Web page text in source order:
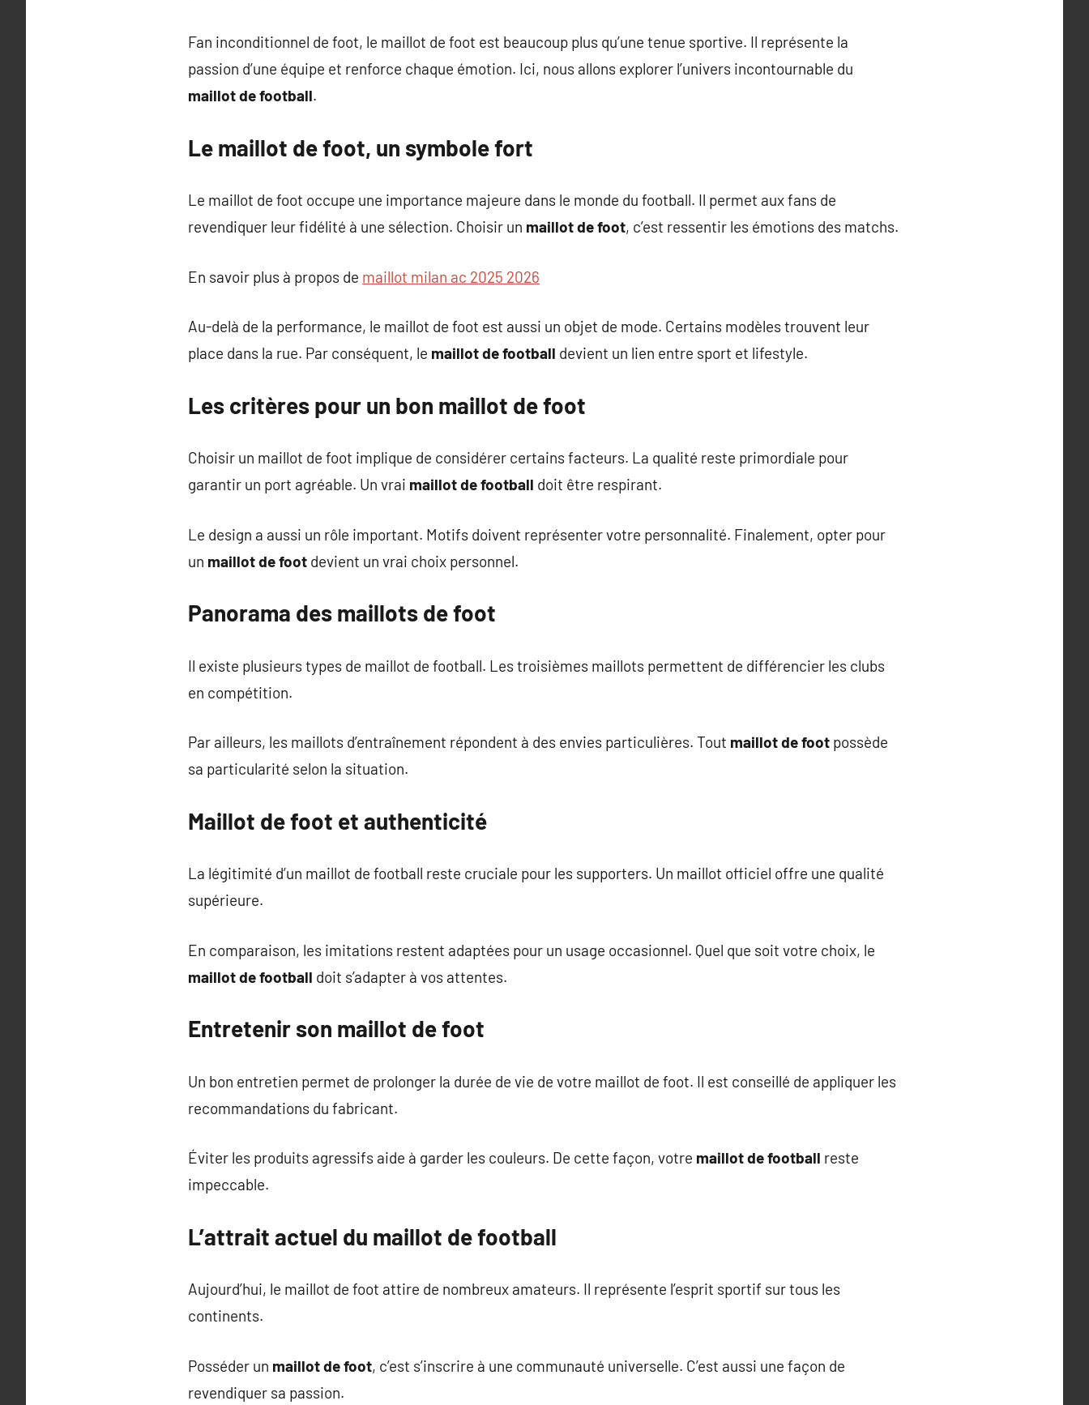
Fan inconditionnel de foot, le maillot de foot est beaucoup plus qu’une tenue sportive. Il représente la
passion d’une équipe et renforce chaque émotion. Ici, nous allons explorer l’univers incontournable du
maillot de football.
Le maillot de foot, un symbole fort
Le maillot de foot occupe une importance majeure dans le monde du football. Il permet aux fans de
revendiquer leur fidélité à une sélection. Choisir un maillot de foot, c’est ressentir les émotions des matchs.
En savoir plus à propos de maillot milan ac 2025 2026
Au-delà de la performance, le maillot de foot est aussi un objet de mode. Certains modèles trouvent leur
place dans la rue. Par conséquent, le maillot de football devient un lien entre sport et lifestyle.
Les critères pour un bon maillot de foot
Choisir un maillot de foot implique de considérer certains facteurs. La qualité reste primordiale pour
garantir un port agréable. Un vrai maillot de football doit être respirant.
Le design a aussi un rôle important. Motifs doivent représenter votre personnalité. Finalement, opter pour
un maillot de foot devient un vrai choix personnel.
Panorama des maillots de foot
Il existe plusieurs types de maillot de football. Les troisièmes maillots permettent de différencier les clubs
en compétition.
Par ailleurs, les maillots d’entraînement répondent à des envies particulières. Tout maillot de foot possède
sa particularité selon la situation.
Maillot de foot et authenticité
La légitimité d’un maillot de football reste cruciale pour les supporters. Un maillot officiel offre une qualité
supérieure.
En comparaison, les imitations restent adaptées pour un usage occasionnel. Quel que soit votre choix, le
maillot de football doit s’adapter à vos attentes.
Entretenir son maillot de foot
Un bon entretien permet de prolonger la durée de vie de votre maillot de foot. Il est conseillé de appliquer les
recommandations du fabricant.
Éviter les produits agressifs aide à garder les couleurs. De cette façon, votre maillot de football reste
impeccable.
L’attrait actuel du maillot de football
Aujourd’hui, le maillot de foot attire de nombreux amateurs. Il représente l’esprit sportif sur tous les
continents.
Posséder un maillot de foot, c’est s’inscrire à une communauté universelle. C’est aussi une façon de
revendiquer sa passion.